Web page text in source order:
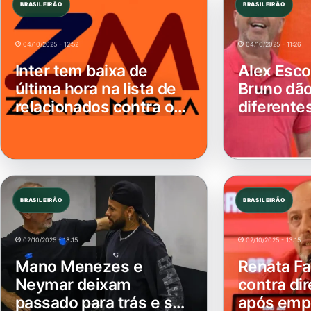
baixa
última
na
lista
de
relacionados
o
Botafogo
04/10/2025 - 12:52
Inter tem baixa de
última hora na lista de
relacionados contra o
Fred
Bruno
palpites
diferentes
para
Bragantino
Grêmio
04/10/2025 - 11:26
Alex
Bruno
Mano
Menezes
Neymar
deixam
passado
trás
e
02/10/2025 - 18:15
Mano Menezes e
Neymar deixam
passado para trás e se
Renata
Fan
dispara
direção
do
Inter
após
empate
02/10/2025 - 13:15
Renata
contra
após